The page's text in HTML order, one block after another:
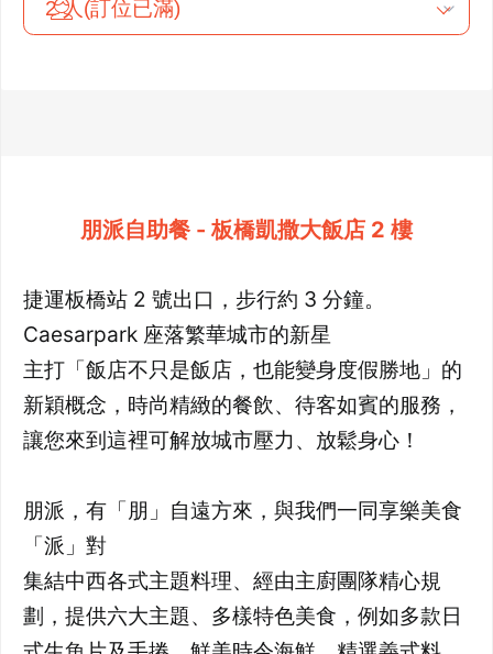
朋派自助餐 - 板橋凱撒大飯店 2 樓
捷運板橋站 2 號出口，步行約 3 分鐘。
Caesarpark 座落繁華城市的新星
主打「飯店不只是飯店，也能變身度假勝地」的
新穎概念，時尚精緻的餐飲、待客如賓的服務，
讓您來到這裡可解放城市壓力、放鬆身心！
朋派，有「朋」自遠方來，與我們一同享樂美食
「派」對
集結中西各式主題料理、經由主廚團隊精心規
劃，提供六大主題、多樣特色美食，例如多款日